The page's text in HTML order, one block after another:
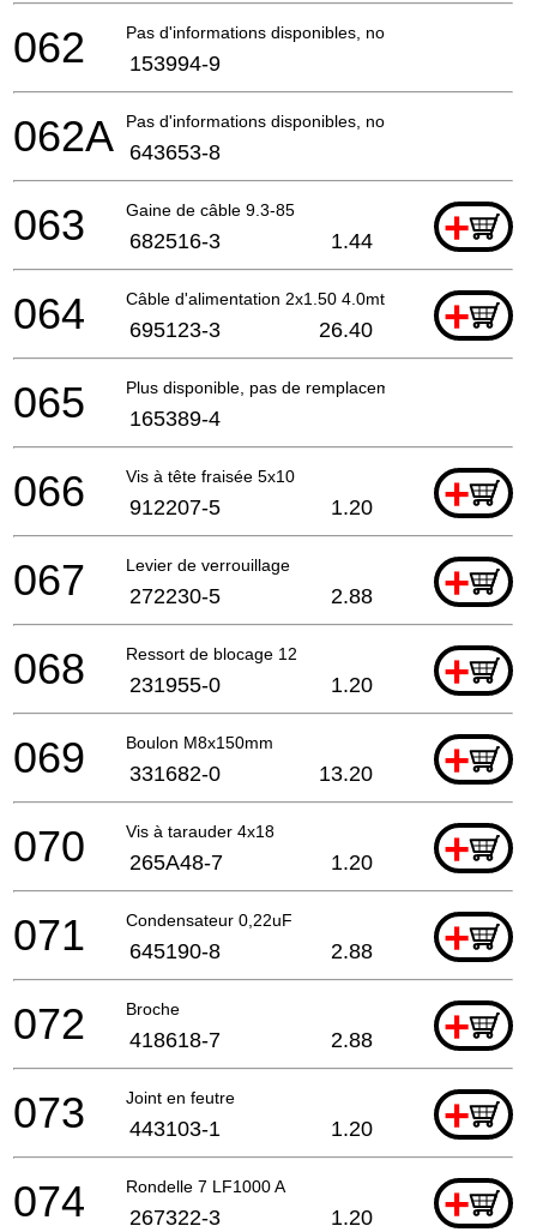
Pas d'informations disponibles, non commandable
062 153994-9
Pas d'informations disponibles, non commandable
062A 643653-8
Gaine de câble 9.3-85 +
063 682516-3 1.44
Câble d'alimentation 2x1.50 4.0mtr +
064 695123-3 26.40
Plus disponible, pas de remplacement
065 165389-4
Vis à tête fraisée 5x10 +
066 912207-5 1.20
Levier de verrouillage +
067 272230-5 2.88
Ressort de blocage 12 +
068 231955-0 1.20
Boulon M8x150mm +
069 331682-0 13.20
Vis à tarauder 4x18 +
070 265A48-7 1.20
Condensateur 0,22uF +
071 645190-8 2.88
Broche +
072 418618-7 2.88
Joint en feutre +
073 443103-1 1.20
Rondelle 7 LF1000 A +
074 267322-3 1.20